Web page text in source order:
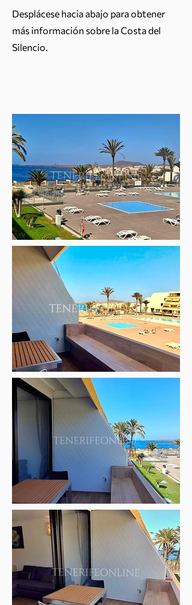
Desplácese hacia abajo para obtener
más información sobre la Costa del
Silencio.